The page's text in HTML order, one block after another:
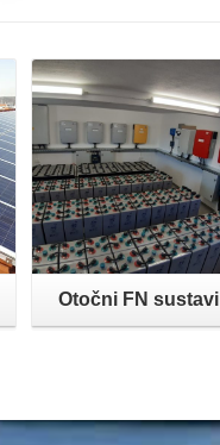
Opširnije
Otočni FN sustavi